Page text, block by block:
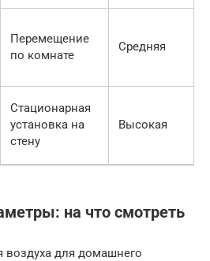
Перемещение
по комнате
Средняя
Стационарная
установка на
стену
Высокая
на что смотреть
воздуха для домашнего